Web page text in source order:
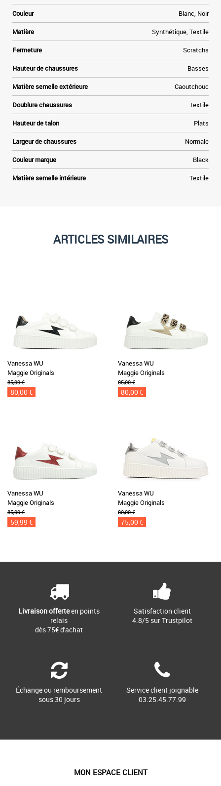
Couleur Blanc, Noir
Matière Synthétique, Textile
Fermeture Scratchs
Hauteur de chaussures Basses
Matière semelle extérieure Caoutchouc
Doublure chaussures Textile
Hauteur de talon Plats
Largeur de chaussures Normale
Couleur marque Black
Matière semelle intérieure Textile
ARTICLES SIMILAIRES
Vanessa WU
Maggie Originals
85,00 €
80,00 €
Vanessa WU
Maggie Originals
85,00 €
80,00 €
Vanessa WU
Maggie Originals
85,00 €
59,99 €
Vanessa WU
Maggie Originals
80,00 €
75,00 €
Livraison offerteen points
relais
dès 75€ d'achat
Satisfaction client
4.8/5 sur Trustpilot
Échange ou remboursement
sous 30 jours
Service client joignable
03.25.45.77.99
MON ESPACE CLIENT